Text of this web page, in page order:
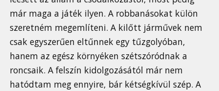
már maga a játék ilyen. A robbanásokat külön
szeretném megemlíteni. A kilőtt járművek nem
csak egyszerűen eltűnnek egy tűzgolyóban,
hanem az egész környéken szétszóródnak a
roncsaik. A felszín kidolgozásától már nem
hatódtam meg ennyire, bár kétségkívül szép. A